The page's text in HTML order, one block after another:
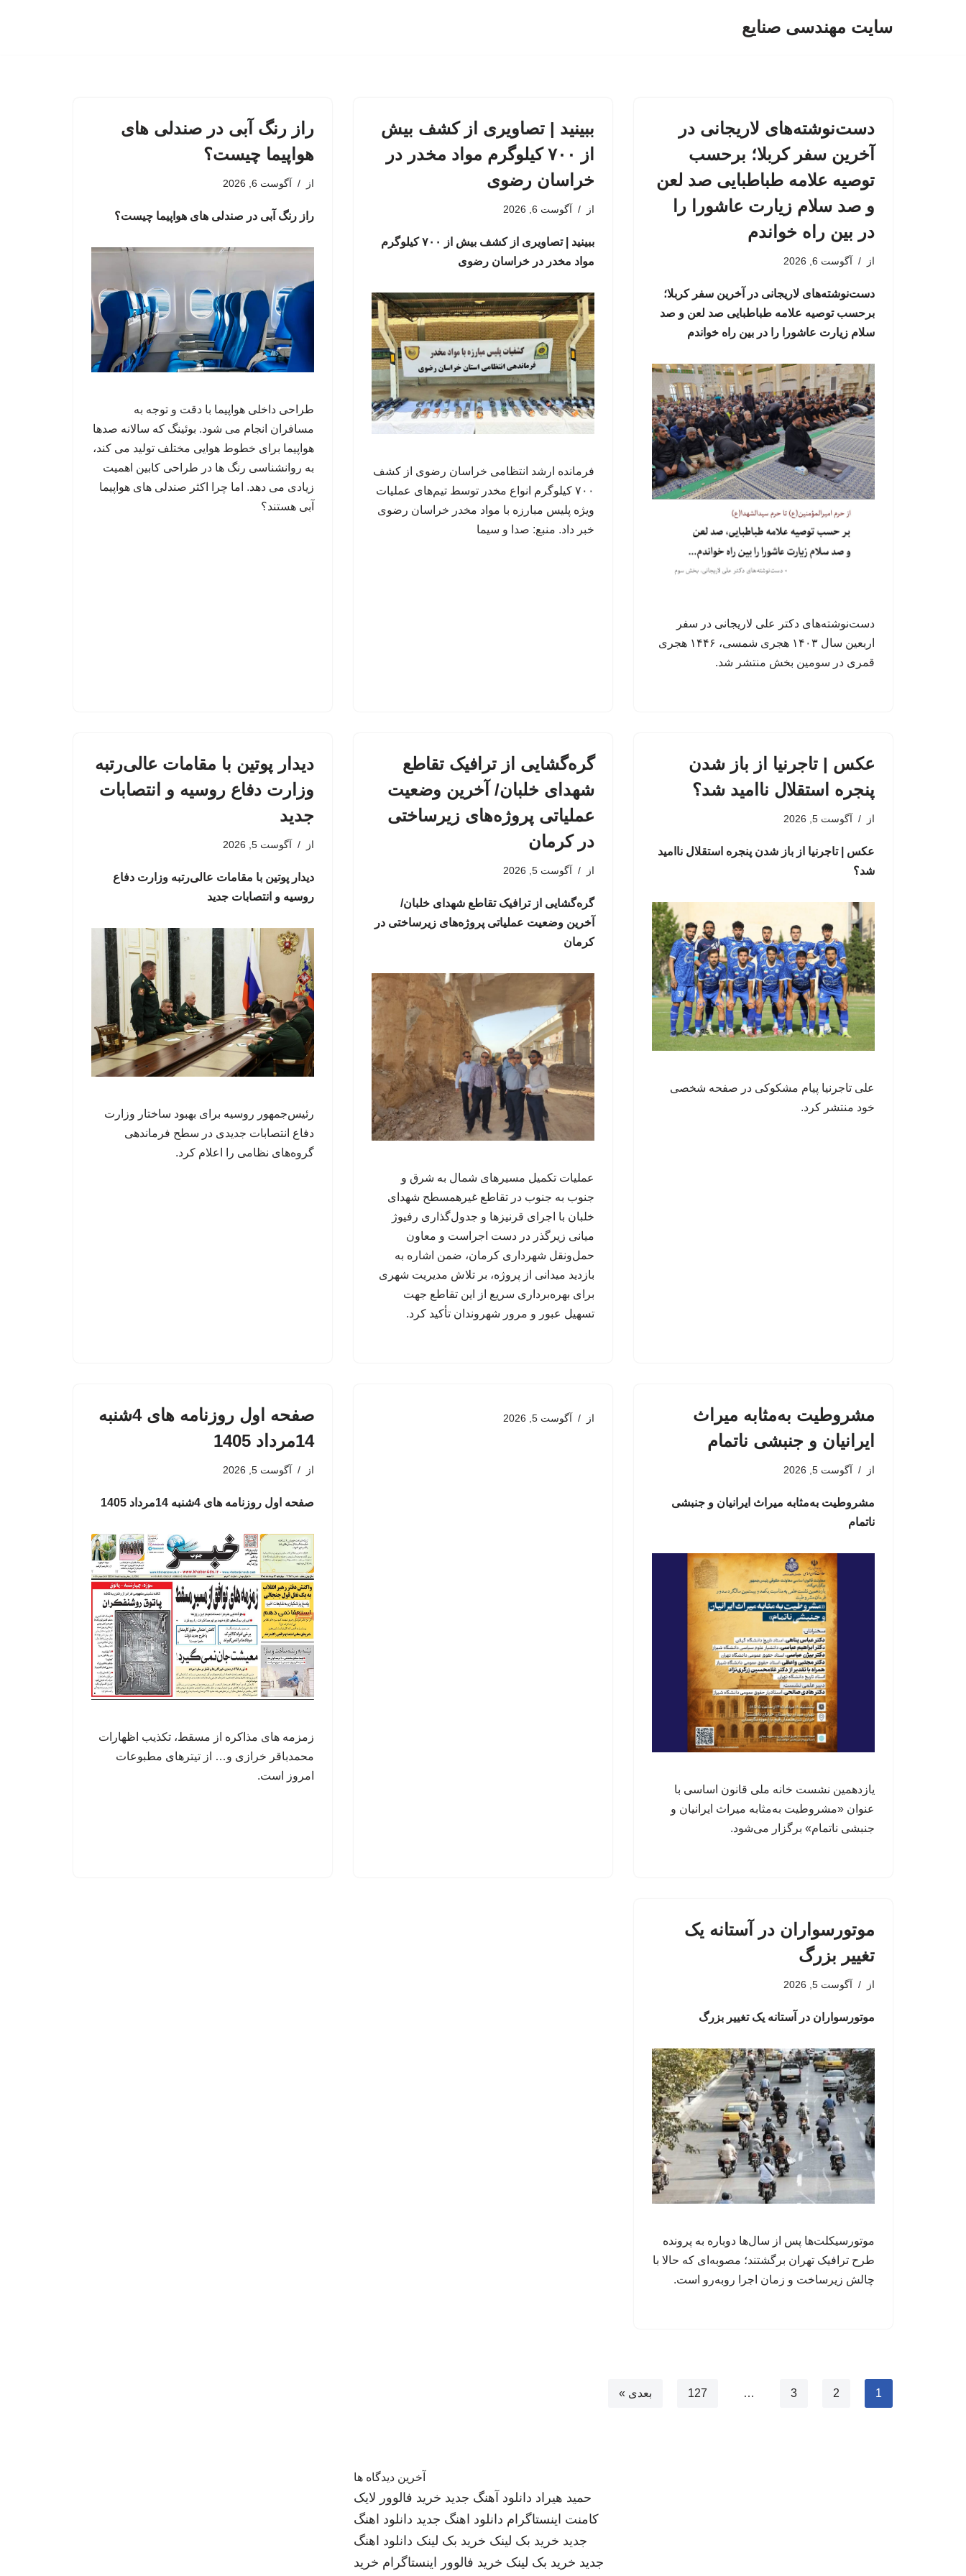
سایت مهندسی صنایع
دست‌نوشته‌های لاریجانی در
آخرین سفر کربلا؛ برحسب
توصیه علامه طباطبایی صد لعن
و صد سلام زیارت عاشورا را
در بین راه خواندم
از آگوست 6, 2026
دست‌نوشته‌های لاریجانی در آخرین سفر کربلا؛
برحسب توصیه علامه طباطبایی صد لعن و صد
سلام زیارت عاشورا را در بین راه خواندم
دست‌نوشته‌های دکتر علی لاریجانی در سفر
اربعین سال ۱۴۰۳ هجری شمسی، ۱۴۴۶ هجری
قمری در سومین بخش منتشر شد.
ببینید | تصاویری از کشف بیش
از ۷۰۰ کیلوگرم مواد مخدر در
خراسان رضوی
از آگوست 6, 2026
ببینید | تصاویری از کشف بیش از ۷۰۰ کیلوگرم
مواد مخدر در خراسان رضوی
فرمانده ارشد انتظامی خراسان رضوی از کشف
۷۰۰ کیلوگرم انواع مخدر توسط تیم‌های عملیات
ویژه پلیس مبارزه با مواد مخدر خراسان رضوی
خبر داد. منبع: صدا و سیما
راز رنگ آبی در صندلی های
هواپیما چیست؟
از آگوست 6, 2026
راز رنگ آبی در صندلی های هواپیما چیست؟
طراحی داخلی هواپیما با دقت و توجه به
مسافران انجام می شود. بوئینگ که سالانه صدها
هواپیما برای خطوط هوایی مختلف تولید می کند،
به روانشناسی رنگ ها در طراحی کابین اهمیت
زیادی می دهد. اما چرا اکثر صندلی های هواپیما
آبی هستند؟
عکس | تاجرنیا از باز شدن
پنجره استقلال ناامید شد؟
از آگوست 5, 2026
عکس | تاجرنیا از باز شدن پنجره استقلال ناامید
شد؟
علی تاجرنیا پیام مشکوکی در صفحه شخصی
خود منتشر کرد.
گره‌گشایی از ترافیک تقاطع
شهدای خلبان/ آخرین وضعیت
عملیاتی پروژه‌های زیرساختی
در کرمان
از آگوست 5, 2026
گره‌گشایی از ترافیک تقاطع شهدای خلبان/
آخرین وضعیت عملیاتی پروژه‌های زیرساختی در
کرمان
عملیات تکمیل مسیرهای شمال به شرق و
جنوب به جنوب در تقاطع غیرهمسطح شهدای
خلبان با اجرای قرنیزها و جدول‌گذاری رفیوژ
میانی زیرگذر در دست اجراست و معاون
حمل‌ونقل شهرداری کرمان، ضمن اشاره به
بازدید میدانی از پروژه، بر تلاش مدیریت شهری
برای بهره‌برداری سریع از این تقاطع جهت
تسهیل عبور و مرور شهروندان تأکید کرد.
دیدار پوتین با مقامات عالی‌رتبه
وزارت دفاع روسیه و انتصابات
جدید
از آگوست 5, 2026
دیدار پوتین با مقامات عالی‌رتبه وزارت دفاع
روسیه و انتصابات جدید
رئیس‌جمهور روسیه برای بهبود ساختار وزارت
دفاع انتصابات جدیدی در سطح فرماندهی
گروه‌های نظامی را اعلام کرد.
مشروطیت به‌مثابه میراث
ایرانیان و جنبشی ناتمام
از آگوست 5, 2026
مشروطیت به‌مثابه میراث ایرانیان و جنبشی
ناتمام
یازدهمین نشست خانه ملی قانون اساسی با
عنوان «مشروطیت به‌مثابه میراث ایرانیان و
جنبشی ناتمام» برگزار می‌شود.
از آگوست 5, 2026
صفحه اول روزنامه های 4شنبه
14مرداد 1405
از آگوست 5, 2026
صفحه اول روزنامه های 4شنبه 14مرداد 1405
زمزمه های مذاکره از مسقط، تکذیب اظهارات
محمدباقر خرازی و… از تیترهای مطبوعات
امروز است.
موتورسواران در آستانه یک
تغییر بزرگ
از آگوست 5, 2026
موتورسواران در آستانه یک تغییر بزرگ
موتورسیکلت‌ها پس از سال‌ها دوباره به پرونده
طرح ترافیک تهران برگشتند؛ مصوبه‌ای که حالا با
چالش زیرساخت و زمان اجرا روبه‌رو است.
1
2
3
…
127 بعدی »
آخرین دیدگاه ها
حمید هیراد دانلود آهنگ جدید خرید فالوور لایک
کامنت اینستاگرام دانلود اهنگ جدید دانلود اهنگ
جدید خرید بک لینک خرید بک لینک دانلود اهنگ
جدید خرید بک لینک خرید فالوور اینستاگرام خرید